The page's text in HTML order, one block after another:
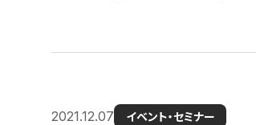
2021.12.07 イベント・セミナー